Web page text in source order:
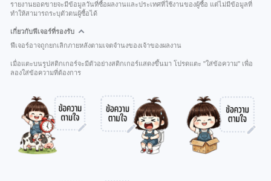
รายงานยอดขายจะมีข้อมูลวันที่ซื้อผลงานและประเทศที่ใช้งานของผู้ซื้อ แต่ไม่มีข้อมูลที่
ทำให้สามารถระบุตัวตนผู้ซื้อได้
เกี่ยวกับฟีเจอร์ที่รองรับ
ฟีเจอร์อาจถูกยกเลิกภายหลังตามเจตจำนงของเจ้าของผลงาน
เมื่อแตะบนรูปสติกเกอร์จะมีตัวอย่างสติกเกอร์แสดงขึ้นมา โปรดแตะ "ใส่ข้อความ" เพื่อ
ลองใส่ข้อความที่ต้องการ